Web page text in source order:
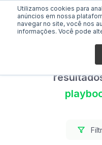
Utilizamos cookies para
anúncios em nossa
navegar no site, você nos
informações. Você pode
Foram